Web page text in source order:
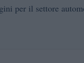
per il settore